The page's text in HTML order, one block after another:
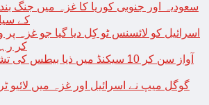
سعودیہ اور جنوبی کوریا کا غزہ میں جنگ
کے
اسرائیل کو لائسنس ٹو کِل دیا گیا جو غزہ پر
کر
آواز سن کر 10 سیکنڈ میں ذیا
گوگل میپ نے اسرائیل اور غزہ میں لائیو